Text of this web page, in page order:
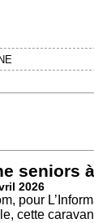
seniors
2026
pour
cette